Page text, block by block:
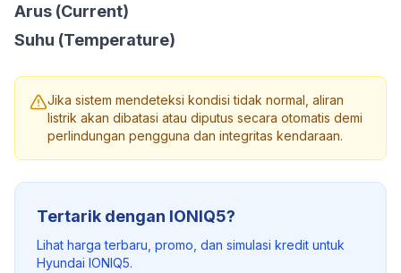
Arus (Current)
Suhu (Temperature)
Jika sistem mendeteksi kondisi tidak normal, aliran
listrik akan dibatasi atau diputus secara otomatis demi
perlindungan pengguna dan integritas kendaraan.
Tertarik dengan IONIQ5?
Lihat harga terbaru, promo, dan simulasi kredit untuk
Hyundai IONIQ5.